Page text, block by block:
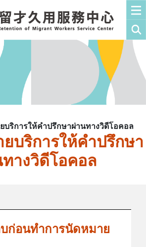
บริการให้คำปรึกษาผ่านทางวิดีโอคอล
บริการให้คำปรึกษา
างวิดีโอคอล
ก่อนทำการนัดหมาย